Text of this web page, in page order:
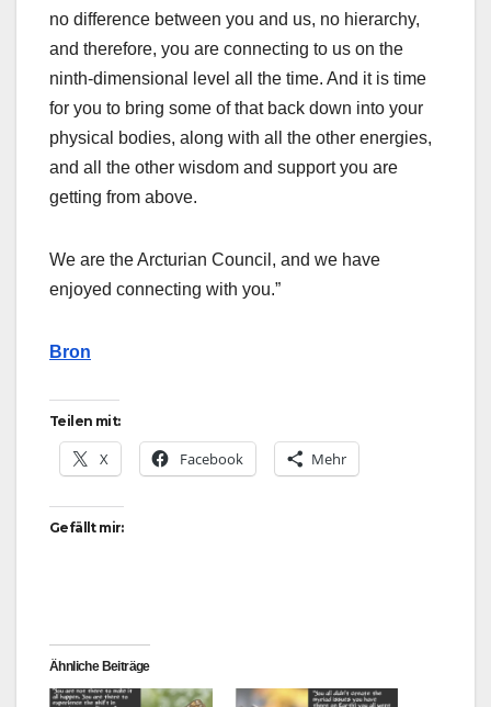
no difference between you and us, no hierarchy,
and therefore, you are connecting to us on the
ninth-dimensional level all the time. And it is time
for you to bring some of that back down into your
physical bodies, along with all the other energies,
and all the other wisdom and support you are
getting from above.
We are the Arcturian Council, and we have
enjoyed connecting with you.”
Bron
Teilen mit:
X Facebook Mehr
Gefällt mir:
Ähnliche Beiträge